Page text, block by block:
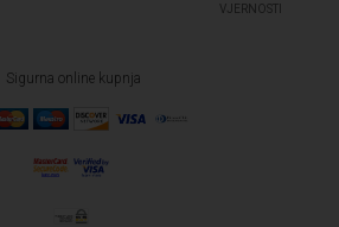
VJERNOSTI
Sigurna online kupnja